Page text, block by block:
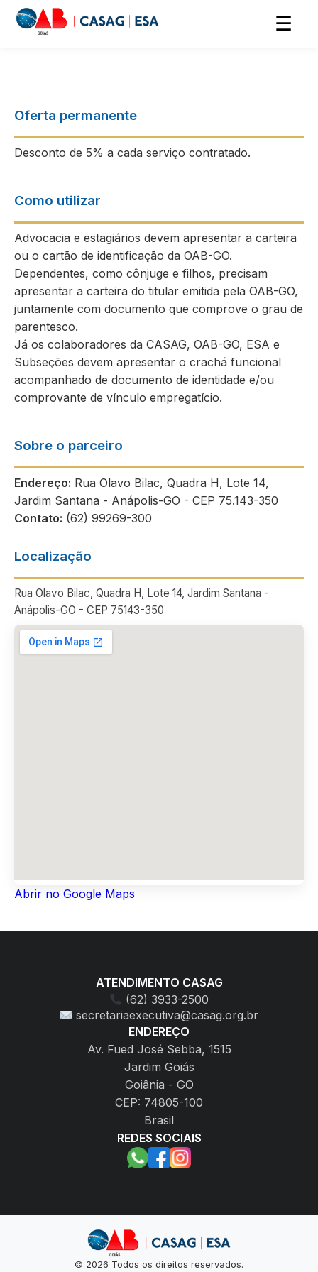
☰
Oferta permanente
Desconto de 5% a cada serviço contratado.
Como utilizar
Advocacia e estagiários devem apresentar a carteira
ou o cartão de identificação da OAB-GO.
Dependentes, como cônjuge e filhos, precisam
apresentar a carteira do titular emitida pela OAB-GO,
juntamente com documento que comprove o grau de
parentesco.
Já os colaboradores da CASAG, OAB-GO, ESA e
Subseções devem apresentar o crachá funcional
acompanhado de documento de identidade e/ou
comprovante de vínculo empregatício.
Sobre o parceiro
Endereço: Rua Olavo Bilac, Quadra H, Lote 14,
Jardim Santana - Anápolis-GO - CEP 75.143-350
Contato: (62) 99269-300
Localização
Rua Olavo Bilac, Quadra H, Lote 14, Jardim Santana -
Anápolis-GO - CEP 75143-350
Abrir no Google Maps
ATENDIMENTO CASAG
(62) 3933-2500
secretariaexecutiva@casag.org.br
ENDEREÇO
Av. Fued José Sebba, 1515
Jardim Goiás
Goiânia - GO
CEP: 74805-100
Brasil
REDES SOCIAIS
© 2026 Todos os direitos reservados.